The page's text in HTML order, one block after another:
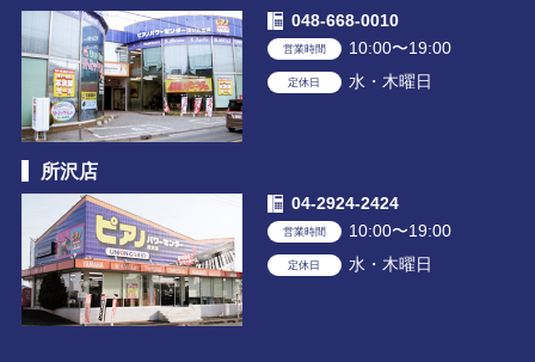
048-668-0010
営業時間 10:00〜19:00
定休日 水・木曜日
所沢店
04-2924-2424
営業時間 10:00〜19:00
定休日 水・木曜日